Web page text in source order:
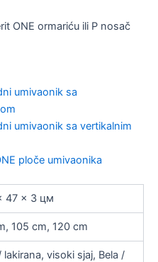
ONE ormariću ili P nosač
umivaonik sa
umivaonik sa vertikalnim
ploče umivaonika
47 × 3 цм
105 cm, 120 cm
lakirana, visoki sjaj, Bela /